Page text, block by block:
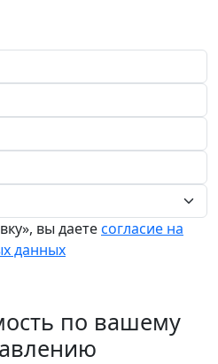
вы даетесогласие на
данных
по вашему